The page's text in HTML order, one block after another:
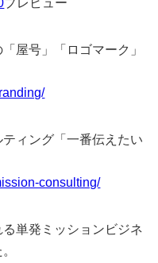
プレビュー
屋号」「ロゴマーク」
ィング「一番伝えたい
consulting/
単発ミッションビジネ